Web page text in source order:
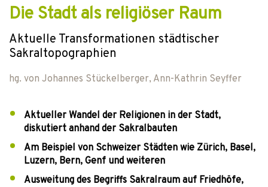
Die Stadt als religiöser Raum
Aktuelle Transformationen städtischer
Sakraltopographien
hg. von Johannes Stückelberger, Ann-Kathrin Seyffer
Aktueller Wandel der Religionen in der Stadt,
diskutiert anhand der Sakralbauten
Am Beispiel von Schweizer Städten wie Zürich, Basel,
Luzern, Bern, Genf und weiteren
Ausweitung des Begriffs Sakralraum auf Friedhöfe,